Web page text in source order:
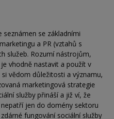
se základními
a PR (vztahů s
služeb. Rozumí nástrojům,
vhodně nastavit a použít v
vědom důležitosti a významu,
marketingová strategie
služby přináší a již ví, že
jen do domény sektoru
fungování sociální služby